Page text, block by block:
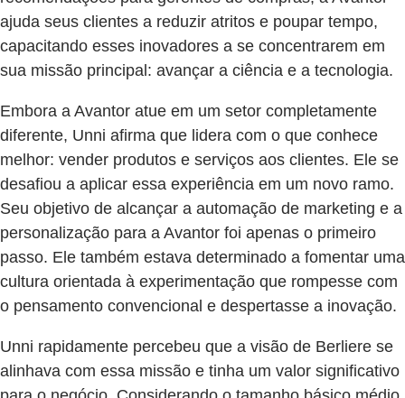
ajuda seus clientes a reduzir atritos e poupar tempo,
capacitando esses inovadores a se concentrarem em
sua missão principal: avançar a ciência e a tecnologia.
Embora a Avantor atue em um setor completamente
diferente, Unni afirma que lidera com o que conhece
melhor: vender produtos e serviços aos clientes. Ele se
desafiou a aplicar essa experiência em um novo ramo.
Seu objetivo de alcançar a automação de marketing e a
personalização para a Avantor foi apenas o primeiro
passo. Ele também estava determinado a fomentar uma
cultura orientada à experimentação que rompesse com
o pensamento convencional e despertasse a inovação.
Unni rapidamente percebeu que a visão de Berliere se
alinhava com essa missão e tinha um valor significativo